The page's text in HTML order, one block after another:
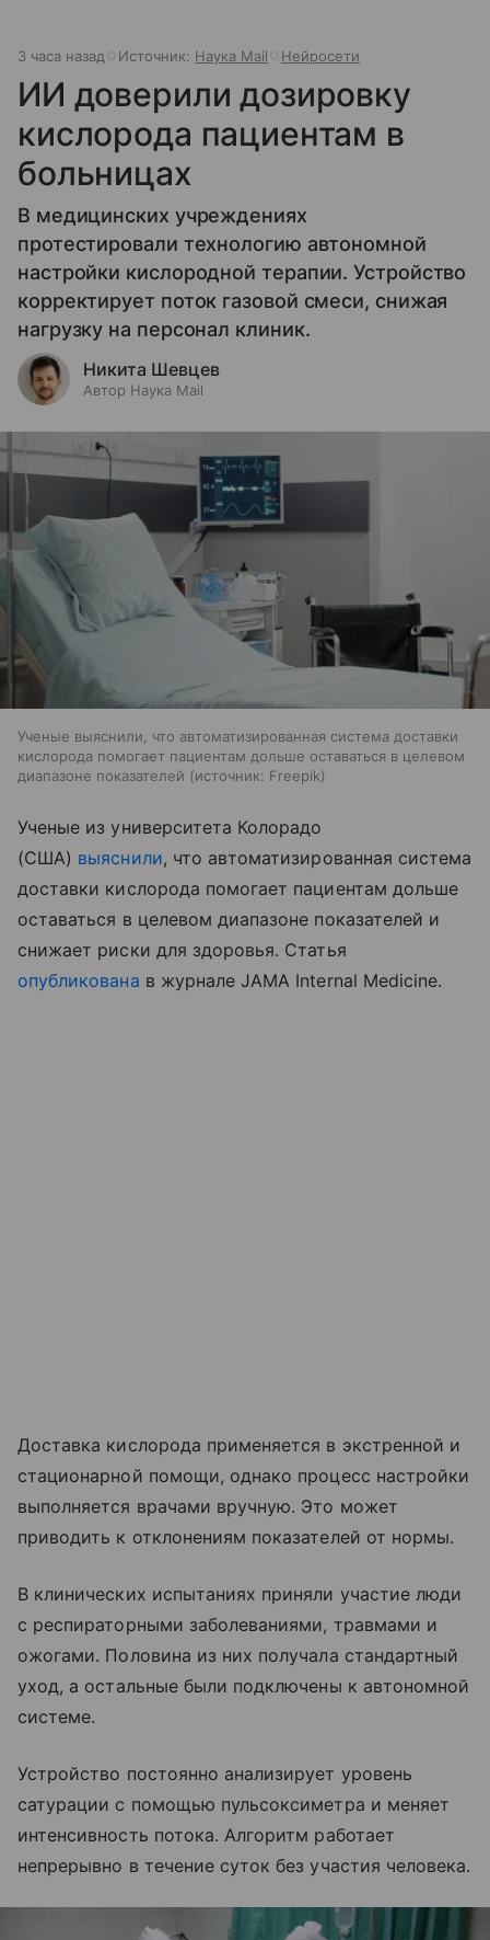
3 часа назад Источник: Наука Mail Нейросети
ИИ доверили дозировку
кислорода пациентам в
больницах
В медицинских учреждениях
протестировали технологию автономной
настройки кислородной терапии. Устройство
корректирует поток газовой смеси, снижая
нагрузку на персонал клиник.
Никита Шевцев
Автор Наука Mail
Ученые выяснили, что автоматизированная система доставки
кислорода помогает пациентам дольше оставаться в целевом
диапазоне показателей
источник: Freepik
Ученые из университета Колорадо
(США) выяснили, что автоматизированная система
доставки кислорода помогает пациентам дольше
оставаться в целевом диапазоне показателей и
снижает риски для здоровья. Статья
опубликована в журнале JAMA Internal Medicine.
Доставка кислорода применяется в экстренной и
стационарной помощи, однако процесс настройки
выполняется врачами вручную. Это может
приводить к отклонениям показателей от нормы.
В клинических испытаниях приняли участие люди
с респираторными заболеваниями, травмами и
ожогами. Половина из них получала стандартный
уход, а остальные были подключены к автономной
системе.
Устройство постоянно анализирует уровень
сатурации с помощью пульсоксиметра и меняет
интенсивность потока. Алгоритм работает
непрерывно в течение суток без участия человека.